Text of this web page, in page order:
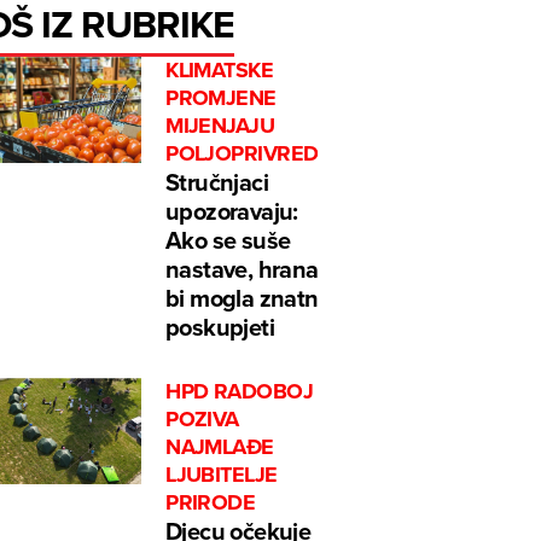
IZ RUBRIKE
KLIMATSKE
PROMJENE
MIJENJAJU
POLJOPRIVREDU
Stručnjaci
upozoravaju:
Ako se suše
nastave, hrana
bi mogla znatno
poskupjeti
HPD RADOBOJ
POZIVA
NAJMLAĐE
LJUBITELJE
PRIRODE
Djecu očekuje